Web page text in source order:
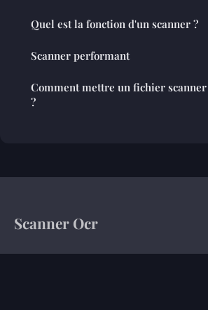
Quel est la fonction d'un scanner ?
Scanner performant
Comment mettre un fichier
?
Scanner Ocr